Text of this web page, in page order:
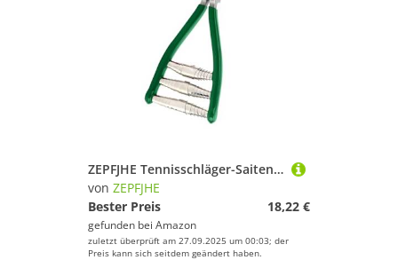
ZEPFJHE Tennisschläger-Saitenmaschine, Badminton-Saitenklemme, 3/4-Federstarter, Spannwerkzeug, Ausrüstung für dauerhaften Federstart, Saitenwerkzeug für Badmintonschläger
von ZEPFJHE
Bester Preis
18,22 €
gefunden bei Amazon
zuletzt überprüft am 27.09.2025 um 00:03; der
Preis kann sich seitdem geändert haben.